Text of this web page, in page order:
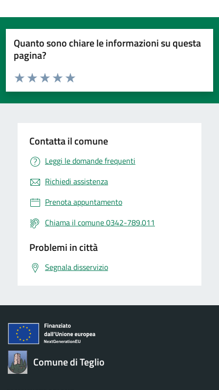
Quanto sono chiare le informazioni su questa
pagina?
Valuta da 1 a 5 stelle la pagina
Valuta 5 stelle su 5
Valuta 4 stelle su 5
Valuta 3 stelle su 5
Valuta 2 stelle su 5
Valuta 1 stelle su 5
Contatta il comune
Leggi le domande frequenti
Richiedi assistenza
Prenota appuntamento
Chiama il comune 0342-789.011
Problemi in città
Segnala disservizio
Comune di Teglio